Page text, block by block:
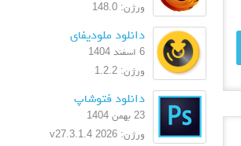
ورژن: 148.0
دانلود ملودیفای
6 اسفند 1404
ورژن: 1.2.2
دانلود فتوشاپ
23 بهمن 1404
ورژن: 2026 v27.3.1.4